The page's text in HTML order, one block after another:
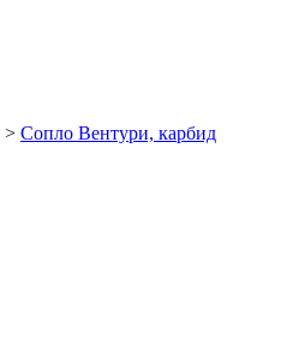
> Сопло Вентури, карбид